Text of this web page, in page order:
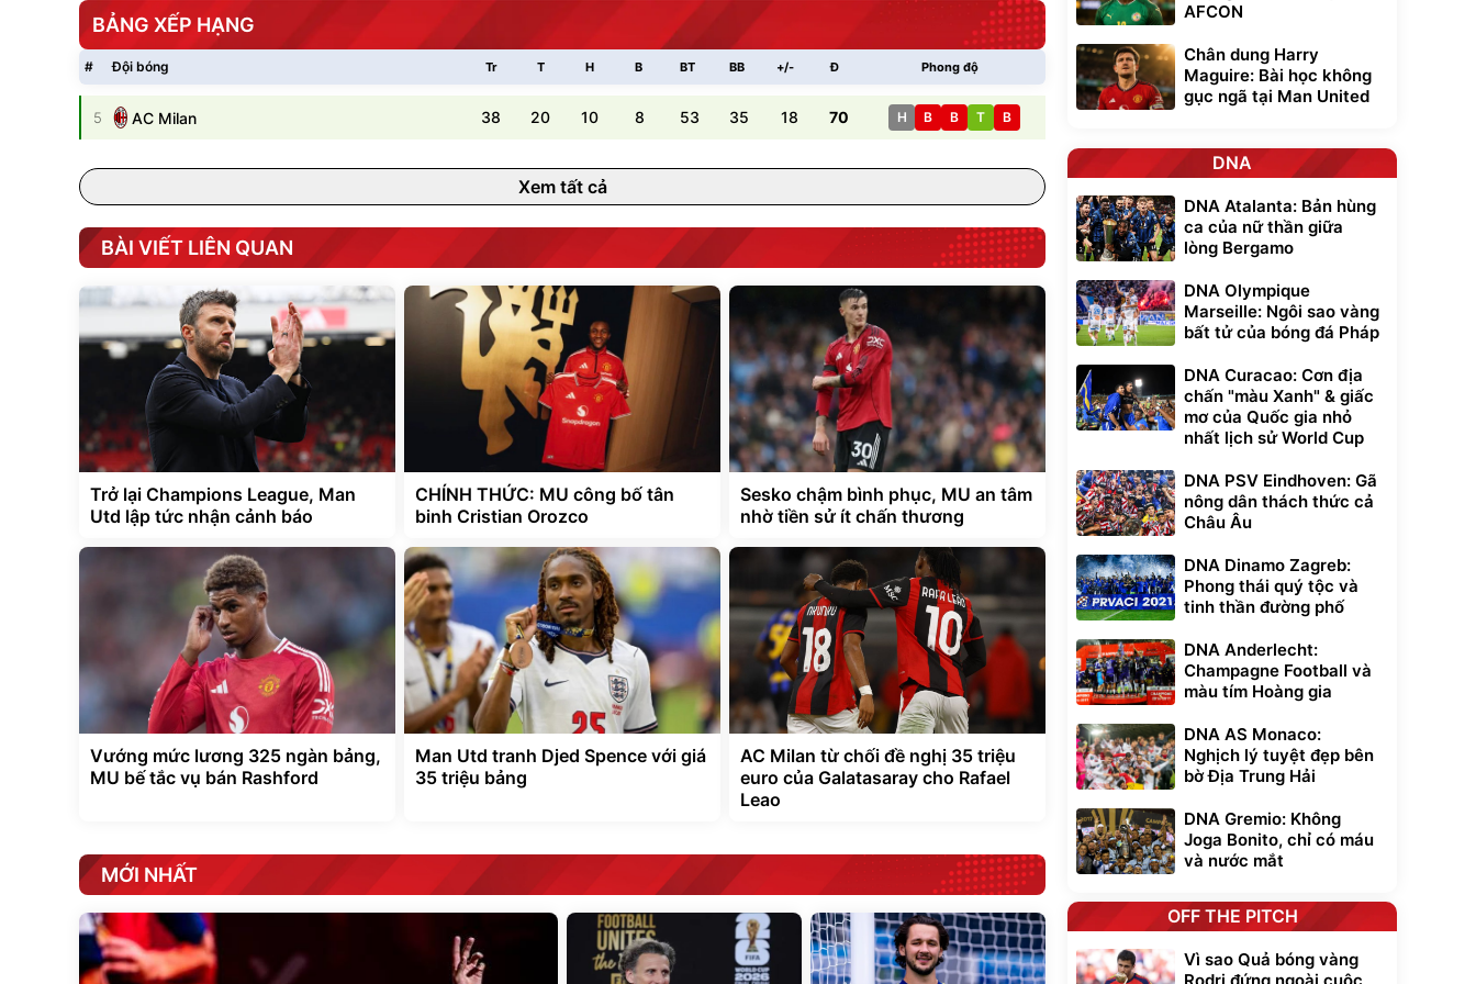
BẢNG XẾP HẠNG
# Đội bóng Tr T H B BT BB +/- Đ Phong độ
5 AC Milan 38 20 10 8 53 35 18 70 H B B T B
Xem tất cả
BÀI VIẾT LIÊN QUAN
Trở lại Champions League, Man
Utd lập tức nhận cảnh báo
CHÍNH THỨC: MU công bố tân
binh Cristian Orozco
Sesko chậm bình phục, MU an tâm
nhờ tiền sử ít chấn thương
Vướng mức lương 325 ngàn bảng,
MU bế tắc vụ bán Rashford
Man Utd tranh Djed Spence với giá
35 triệu bảng
AC Milan từ chối đề nghị 35 triệu
euro của Galatasaray cho Rafael
Leao
MỚI NHẤT
AFCON
Chân dung Harry
Maguire: Bài học không
gục ngã tại Man United
DNA
DNA Atalanta: Bản hùng
ca của nữ thần giữa
lòng Bergamo
DNA Olympique
Marseille: Ngôi sao vàng
bất tử của bóng đá Pháp
DNA Curacao: Cơn địa
chấn "màu Xanh" & giấc
mơ của Quốc gia nhỏ
nhất lịch sử World Cup
DNA PSV Eindhoven: Gã
nông dân thách thức cả
Châu Âu
DNA Dinamo Zagreb:
Phong thái quý tộc và
tinh thần đường phố
DNA Anderlecht:
Champagne Football và
màu tím Hoàng gia
DNA AS Monaco:
Nghịch lý tuyệt đẹp bên
bờ Địa Trung Hải
DNA Gremio: Không
Joga Bonito, chỉ có máu
và nước mắt
OFF THE PITCH
Vì sao Quả bóng vàng